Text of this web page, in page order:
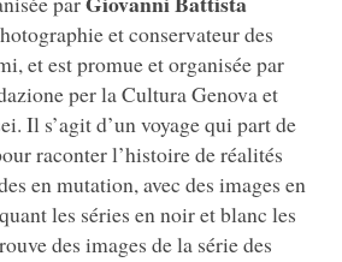
et conservateur des
et est promue et organisée par
per la Cultura Genova et
Il s’agit d’un voyage qui part de
raconter l’histoire de réalités
en mutation, avec des images en
les séries en noir et blanc les
des images de la série des